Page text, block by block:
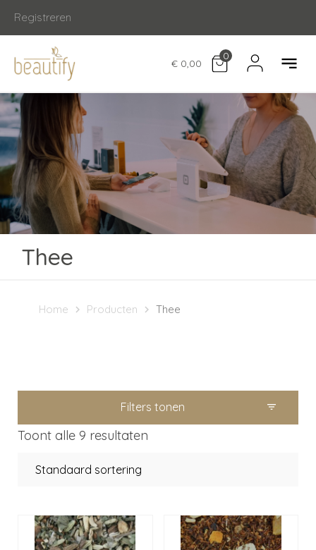
Registreren
0
€ 0,00
Thee
Home Producten Thee
Filters tonen
Toont alle 9 resultaten